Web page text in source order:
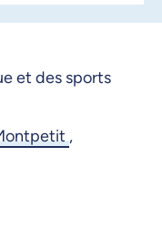
et des sports
,